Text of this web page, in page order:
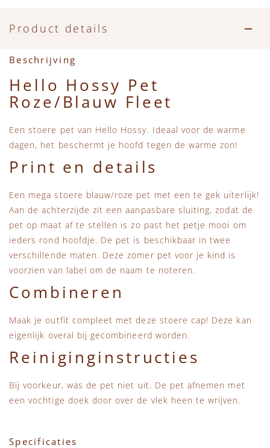
Zwemkleding
Feestkleding
Beren, Speendoekjes en Knuffeldoekjes
Verzorgingsproducten
Beren
Mini Rodini
+1 in the family
New Balance
Piupiuchick
Play Up
Sproet & Sprout
Tiny Cottons
Product details
Beschrijving
Hello Hossy Pet
Roze/Blauw Fleet
Een stoere pet van Hello Hossy. Ideaal voor de warme
dagen, het beschermt je hoofd tegen de warme zon!
Print en details
Een mega stoere blauw/roze pet met een te gek uiterlijk!
Aan de achterzijde zit een aanpasbare sluiting, zodat de
pet op maat af te stellen is zo past het petje mooi om
ieders rond hoofdje. De pet is beschikbaar in twee
verschillende maten. Deze zomer pet voor je kind is
voorzien van label om de naam te noteren.
Combineren
Maak je outfit compleet met deze stoere cap! Deze kan
eigenlijk overal bij gecombineerd worden.
Reiniginginstructies
Bij voorkeur, was de pet niet uit. De pet afnemen met
een vochtige doek door over de vlek heen te wrijven.
Specificaties